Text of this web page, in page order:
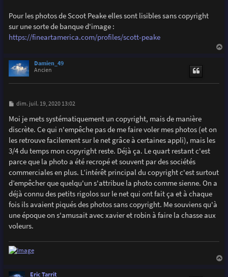
Pour les photos de Scoot Peake elles sont lisibles sans copyright
sur une sorte de banque d'image :
https://fineartamerica.com/profiles/scott-peake
Damien_49
Ancien
M
s
s
a
e
dim. juil. 19, 2020 13:02
Moi je mets systématiquement un copyright, mais de manière
discrète. Ce qui n'empêche pas de me faire voler mes photos (et on
les retrouve facilement sur le net grâce à certaines appli), mais les
3/4 du temps mon copyright reste. Déjà ça. Le quart restant c'est
parce que la photo a été recropé et souvent par des sociétés
commerciales en plus. L’intérêt principal du copyright c'est surtout
d’empêcher que quelqu'un s'attribue la photo comme sienne. On a
déjà connu des petits rigolos sur le net qui ont fait ça et à chaque
fois ils avaient piqués des photos sans copyright. Me souviens qu'à
une époque on s'amusait avec xavier et robin à faire la chasse aux
voleurs.
Eric Tarrit